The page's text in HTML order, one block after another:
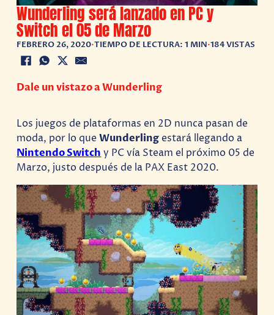
Wunderling será lanzado en PC y
Switch el 05 de Marzo
FEBRERO 26, 2020•TIEMPO DE LECTURA: 1 MIN•184 VISTAS
Dale un vistazo a Wunderling
Los juegos de plataformas en 2D nunca pasan de
moda, por lo queWunderlingestará llegando a
Nintendo Switch y PC vía Steam el próximo 05 de
Marzo, justo después de la PAX East 2020.